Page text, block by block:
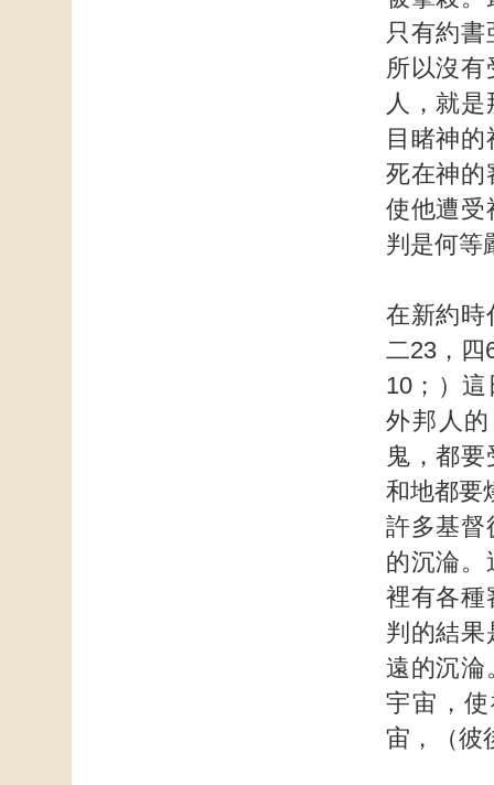
只有約
所以沒
人，就
目睹神
死在神的
使他遭受
判是何等
在新約時
二23，四
10；）
外邦人
鬼，都
和地都要
許多基督
的沉淪。
裡有各種
判的結果
遠的沉淪
宇宙，
宙，（彼